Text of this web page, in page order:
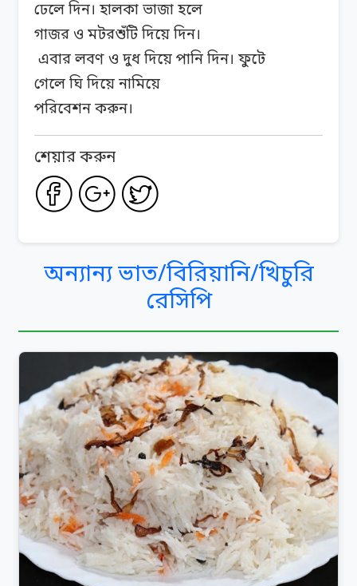
ঢেলে দিন। হালকা ভাজা হলে
গাজর ও মটরশুঁটি দিয়ে দিন।
এবার লবণ ও দুধ দিয়ে পানি দিন। ফুটে
গেলে ঘি দিয়ে নামিয়ে
পরিবেশন করুন।
শেয়ার করুন
অন্যান্য ভাত/বিরিয়ানি/খিচুরি
রেসিপি